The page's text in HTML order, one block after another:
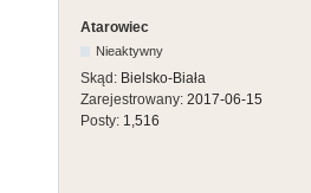
Atarowiec
Nieaktywny
Skąd: Bielsko-Biała
Zarejestrowany: 2017-06-15
Posty: 1,516